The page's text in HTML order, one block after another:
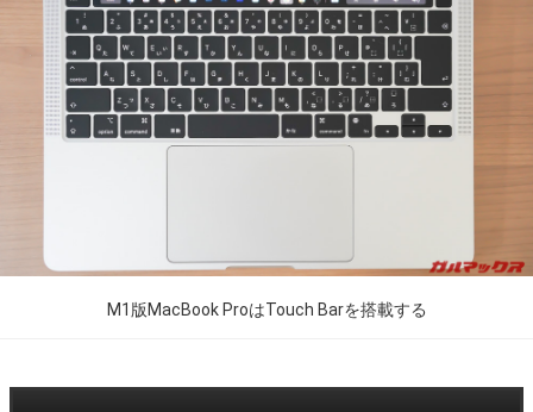
M1版MacBook ProはTouch Barを搭載する